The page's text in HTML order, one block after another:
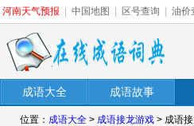
河南天气预报 中国地图 区号查询 油价
成语大全 成语故事
位置： 成语大全 > 成语接龙游戏 > 成语